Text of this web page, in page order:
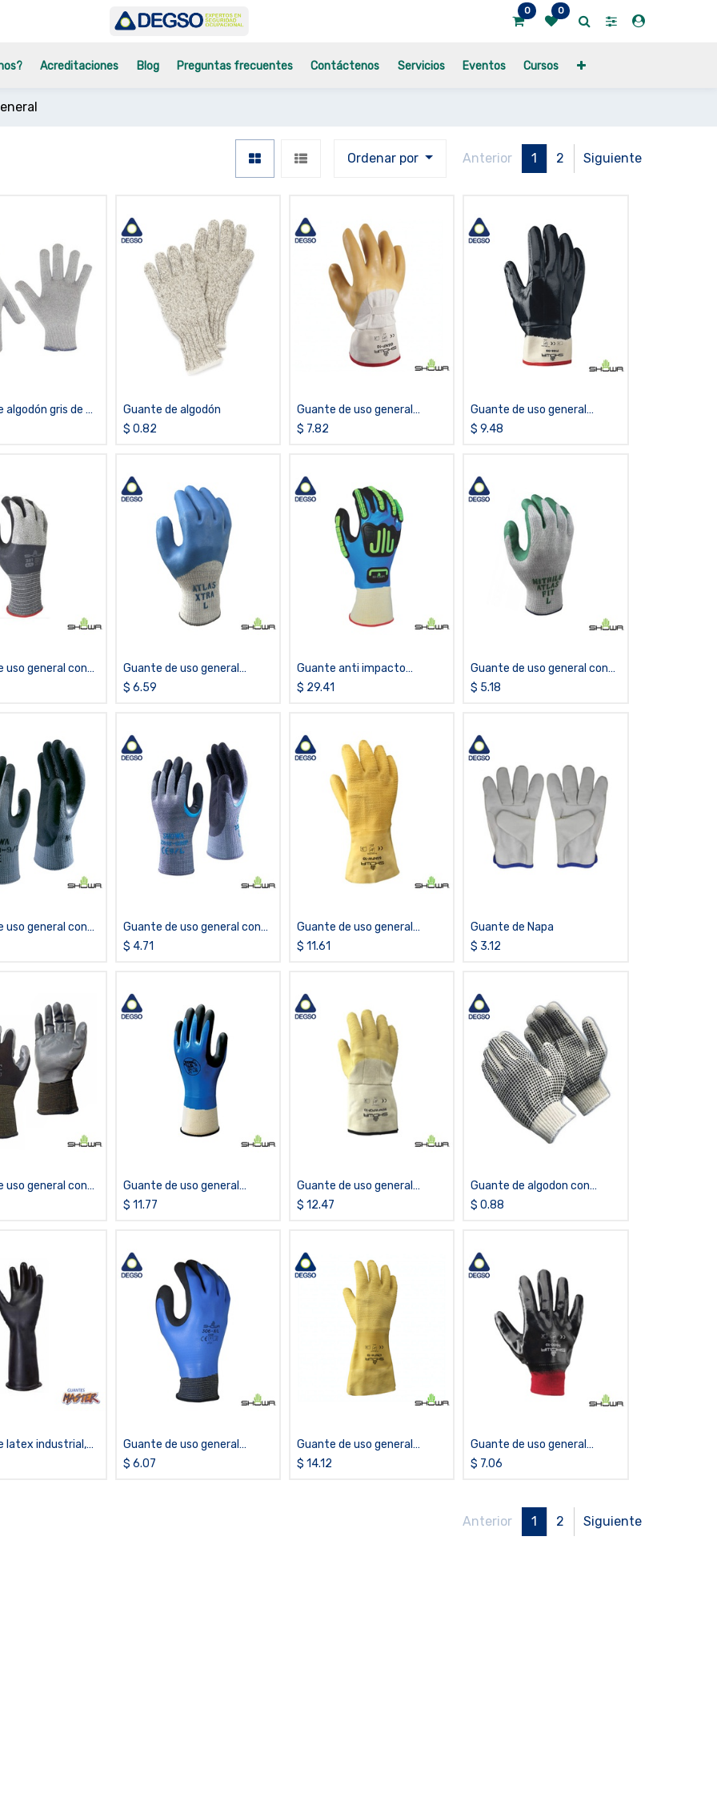
0 0
Acreditaciones Blog Preguntas frecuentes Contáctenos Servicios Eventos Cursos
Anterior 1 2 Siguiente
Ordenar por
algodón gris de 2
Guante de algodón
$ 0.82
Guante de uso general
recubierto de látex SHOWA®
$ 7.82
Guante de uso general
recubierto de nitrilo con
$ 9.48
uso general con
micro poroso
Guante de uso general
recubierto de látex SHOWA®
$ 6.59
Guante anti impacto
recubierto de nitrilo
$ 29.41
Guante de uso general con
palma de nitrilo SHOWA®
$ 5.18
uso general con
SHOWA®
Guante de uso general con
palma de látex SHOWA®
$ 4.71
Guante de uso general
recubierto de látex SHOWA®
$ 11.61
Guante de Napa
$ 3.12
uso general con
SHOWA®
Guante de uso general
recubierto de nitrilo
$ 11.77
Guante de uso general
recubierto de látex SHOWA®
$ 12.47
Guante de algodon con
pupos
$ 0.88
latex industrial,
Guante de uso general
recubierto de látex SHOWA®
$ 6.07
Guante de uso general
recubierto de látex SHOWA®
$ 14.12
Guante de uso general
recubierto de nitrilo
$ 7.06
Anterior 1 2 Siguiente